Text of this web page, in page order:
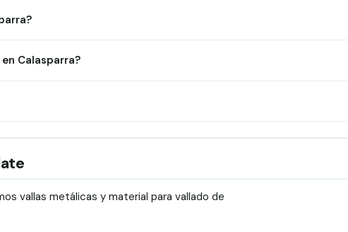
Calasparra?
vallas metálicas y material para vallado de